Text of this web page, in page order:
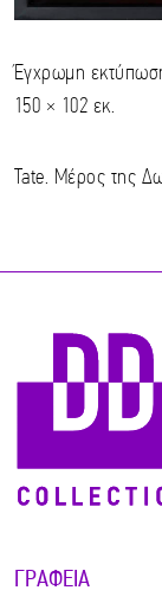
Έγχρωμη
150 × 102 εκ.
Tate. Μέρος της
ΓΡΑΦΕΊΑ